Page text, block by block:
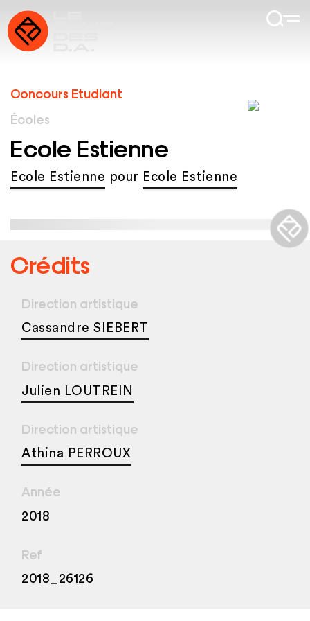
Concours Etudiant
Écoles
Ecole Estienne
Ecole Estienne pour Ecole Estienne
Crédits
Direction artistique
Cassandre SIEBERT
Direction artistique
Julien LOUTREIN
Direction artistique
Athina PERROUX
Année
2018
Ref
2018_26126